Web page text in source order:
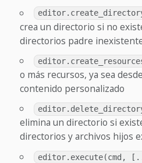
crea un directorio si no
directorios padre
o más recursos, ya sea
contenido personalizado
elimina un directorio si
directorios y archivos hijos
editor.execute(cmd,